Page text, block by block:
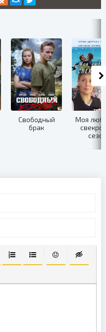
Свободный
брак
Моя
НУМЕРОВАННЫЙ СПИСОК
МАРКИРОВАННЫЙ
ВСТАВИТЬВСТАВКА